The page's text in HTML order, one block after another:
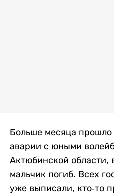
Больше месяца прошло
аварии с юными
Актюбинской области,
мальчик погиб. Всех
уже выписали, кто-то